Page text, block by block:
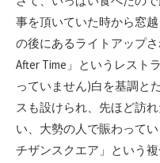
事を頂いていた時から窓
の後にあるライトアップ
After Time」というレスト
っていません)白を基調と
スも設けられ、先ほど訪
い、大勢の人で賑わって
チザンスクエア」という